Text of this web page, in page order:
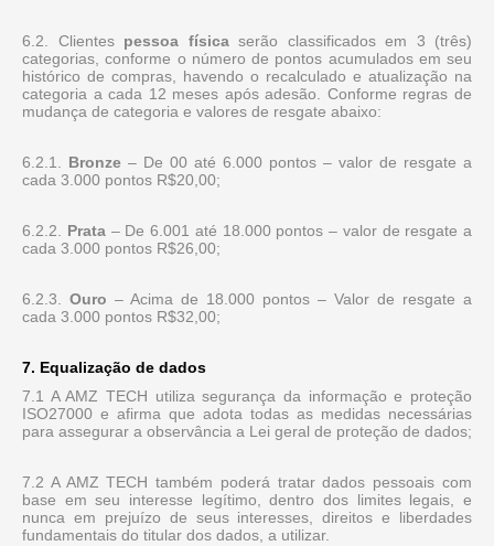
6.2. Clientes pessoa físicaserão classificados em 3 (três)
categorias, conforme o número de pontos acumulados em seu
histórico de compras, havendo o recalculado e atualização na
categoria a cada 12 meses após adesão. Conforme regras de
mudança de categoria e valores de resgate abaixo:
6.2.1. Bronze – De 00 até 6.000 pontos – valor de resgate a
cada 3.000 pontos R$20,00;
6.2.2. Prata– De 6.001 até 18.000 pontos – valor de resgate a
cada 3.000 pontos R$26,00;
6.2.3. Ouro – Acima de 18.000 pontos – Valor de resgate a
cada 3.000 pontos R$32,00;
7. Equalização de dados
7.1 A AMZ TECH utiliza segurança da informação e proteção
ISO27000 e afirma que adota todas as medidas necessárias
para assegurar a observância a Lei geral de proteção de dados;
7.2 A AMZ TECH também poderá tratar dados pessoais com
base em seu interesse legítimo, dentro dos limites legais, e
nunca em prejuízo de seus interesses, direitos e liberdades
fundamentais do titular dos dados, a utilizar.